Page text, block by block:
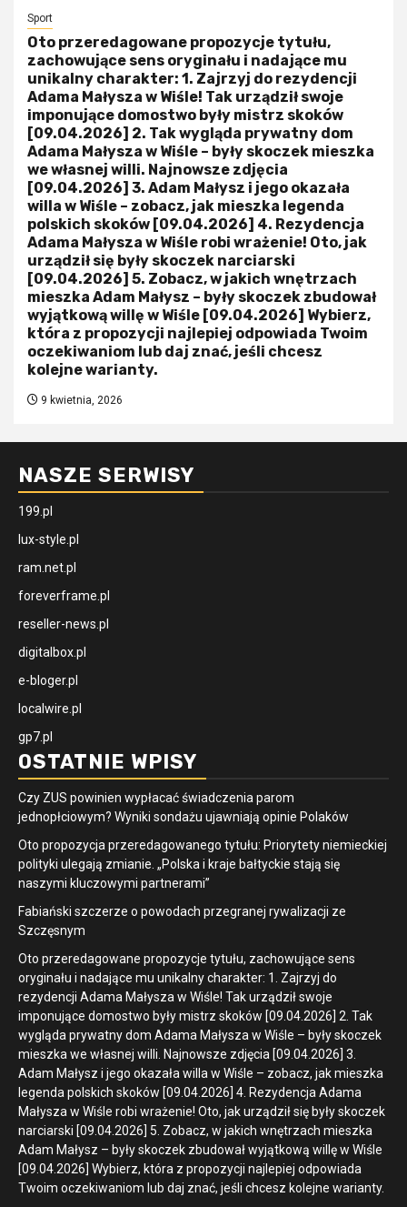
Sport
Oto przeredagowane propozycje tytułu,
zachowujące sens oryginału i nadające mu
unikalny charakter: 1. Zajrzyj do rezydencji
Adama Małysza w Wiśle! Tak urządził swoje
imponujące domostwo były mistrz skoków
[09.04.2026] 2. Tak wygląda prywatny dom
Adama Małysza w Wiśle – były skoczek mieszka
we własnej willi. Najnowsze zdjęcia
[09.04.2026] 3. Adam Małysz i jego okazała
willa w Wiśle – zobacz, jak mieszka legenda
polskich skoków [09.04.2026] 4. Rezydencja
Adama Małysza w Wiśle robi wrażenie! Oto, jak
urządził się były skoczek narciarski
[09.04.2026] 5. Zobacz, w jakich wnętrzach
mieszka Adam Małysz – były skoczek zbudował
wyjątkową willę w Wiśle [09.04.2026] Wybierz,
która z propozycji najlepiej odpowiada Twoim
oczekiwaniom lub daj znać, jeśli chcesz
kolejne warianty.
9 kwietnia, 2026
NASZE SERWISY
199.pl
lux-style.pl
ram.net.pl
foreverframe.pl
reseller-news.pl
digitalbox.pl
e-bloger.pl
localwire.pl
gp7.pl
OSTATNIE WPISY
Czy ZUS powinien wypłacać świadczenia parom
jednopłciowym? Wyniki sondażu ujawniają opinie Polaków
Oto propozycja przeredagowanego tytułu: Priorytety niemieckiej
polityki ulegają zmianie. „Polska i kraje bałtyckie stają się
naszymi kluczowymi partnerami”
Fabiański szczerze o powodach przegranej rywalizacji ze
Szczęsnym
Oto przeredagowane propozycje tytułu, zachowujące sens
oryginału i nadające mu unikalny charakter: 1. Zajrzyj do
rezydencji Adama Małysza w Wiśle! Tak urządził swoje
imponujące domostwo były mistrz skoków [09.04.2026] 2. Tak
wygląda prywatny dom Adama Małysza w Wiśle – były skoczek
mieszka we własnej willi. Najnowsze zdjęcia [09.04.2026] 3.
Adam Małysz i jego okazała willa w Wiśle – zobacz, jak mieszka
legenda polskich skoków [09.04.2026] 4. Rezydencja Adama
Małysza w Wiśle robi wrażenie! Oto, jak urządził się były skoczek
narciarski [09.04.2026] 5. Zobacz, w jakich wnętrzach mieszka
Adam Małysz – były skoczek zbudował wyjątkową willę w Wiśle
[09.04.2026] Wybierz, która z propozycji najlepiej odpowiada
Twoim oczekiwaniom lub daj znać, jeśli chcesz kolejne warianty.